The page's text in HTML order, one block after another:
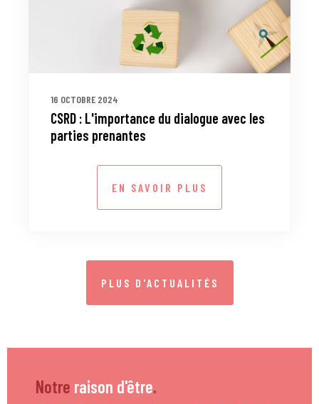
16 OCTOBRE 2024
CSRD : L'importance du dialogue avec les
parties prenantes
EN SAVOIR PLUS
PLUS D'ACTUALITÉS
Notre raison d'être.